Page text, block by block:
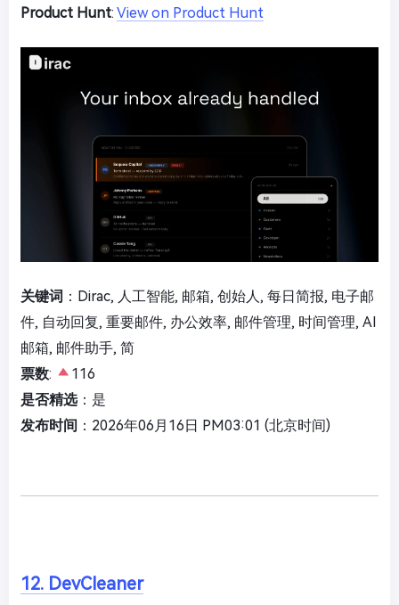
Product Hunt: View on Product Hunt
关键词 ：Dirac, 人工智能, 邮箱, 创始人, 每日简报, 电子邮
件, 自动回复, 重要邮件, 办公效率, 邮件管理, 时间管理, AI
邮箱, 邮件助手, 简
票数:
116
是否精选：是
发布时间 ：2026年06月16日 PM03:01 (北京时间)
12. DevCleaner